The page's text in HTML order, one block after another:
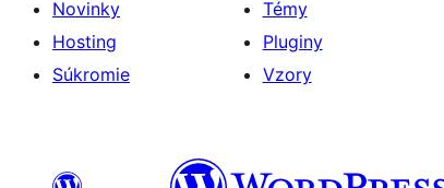
Novinky
Hosting
Súkromie
Témy
Pluginy
Vzory